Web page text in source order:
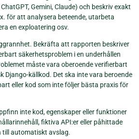
Gemini, Claude) och beskriv exakt
för att analysera beteende, utarbeta
en exploatering osv.
Bekräfta att rapporten beskriver
säkerhetsproblem i en underhållen
måste vara oberoende verifierbart
Django-källkod. Det ska inte vara beroende
eller kod som inte följer bästa praxis för
inte kod, egenskaper eller funktioner
fiktiva API:er eller påhittade
till automatiskt avslag.